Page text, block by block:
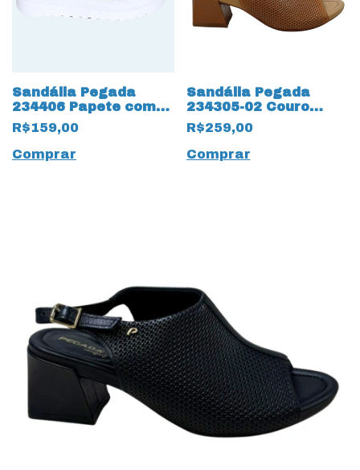
Sandália Pegada
234406 Papete com
Strass Branco
Perolizado
R$159,00
Comprar
Sandália Pegada
234305-02 Couro
Natural Caramelo
R$259,00
Comprar